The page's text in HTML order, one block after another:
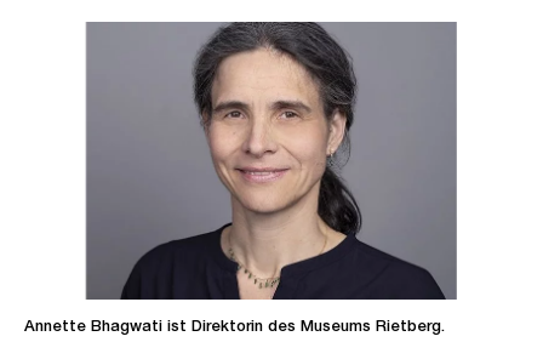
Annette Bhagwati ist Direktorin des Museums Rietberg.